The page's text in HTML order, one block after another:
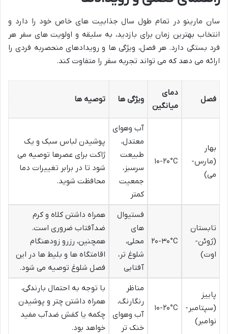
سان مارینو در تمام طول سال جذابیت های خاص خود را دارد و
انتخاب بهترین زمان برای بازدید، به سلیقه و اولویت های سفر هر
فرد بستگی دارد. هر فصل، ویژگی ها و رویدادهای منحصربه فردی را
ارائه می دهد که می تواند تجربه سفر را متفاوت کند.
فصل
دمای
میانگین
ویژگی ها توصیه ها
بهار
(مارس-
می)
۱۰-۲۰°C
آب وهوای
معتدل،
طبیعت
سرسبز،
جمعیت
کمتر
پوشیدن لباس سبک و یک
ژاکت برای عصرها توصیه می
شود تا در برابر تغییرات دما
محافظت شوید.
تابستان
(ژوئن-
اوت)
۲۰-۳۰°C
فستیوال
های
محلی،
شلوغ تر،
آفتابی
همراه داشتن کلاه و کرم
ضدآفتاب ضروری است.
همچنین، رزرو زودهنگام
اقامتگاه ها و بلیط ها در این
فصل شلوغ توصیه می شود.
پاییز
(سپتامبر-
نوامبر)
۱۰-۲۰°C
مناظر
رنگارنگ،
آب وهوای
خنک تر
با توجه به احتمال بارندگی،
همراه داشتن چتر و پوشیدن
چکمه یا کفش ضدآب مفید
خواهد بود.